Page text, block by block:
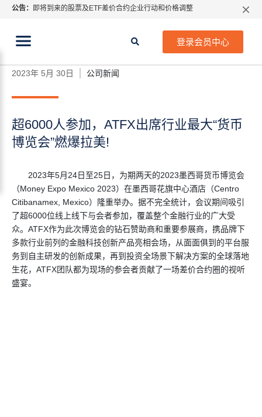
公告： 即将到来的股票及ETF差价合约企业行动和价格调整
ATFX呼吁推进金融市场合规、安全、有序、良性发展
登录会员中心
当前位置:
超6000人参加，ATFX出席行业最大
“货币博览会”燃爆拉美!
2023年 5月 30日 公司新闻
超6000人参加，ATFX出席行业最大“货币
博览会”燃爆拉美!
2023年5月24日至25日，为期两天的2023墨西哥货币博览会
（Money Expo Mexico 2023）在墨西哥花旗中心酒店（Centro
Citibanamex, Mexico）隆重举办。据不完全统计，会议期间吸引
了超6000位线上线下与会者参加，覆盖整个金融行业的广大受
众。ATFX作为此次博览会的钻石赞助商和重要参展商，携品牌下
多款行业前列的金融科技创新产品亮相会场，从面面俱到的平台服
务到自主研发的创新成果，再到投资全场景下解决方案的全球落地
生花，ATFX团队都为现场的参会者贡献了一场差价合约圈的视听
盛宴。